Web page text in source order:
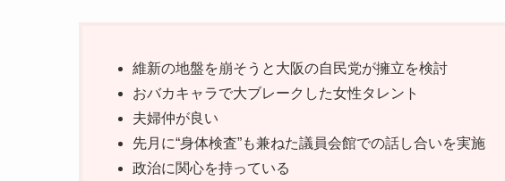
維新の地盤を崩そうと大阪の自民党が擁立を検討
おバカキャラで大ブレークした女性タレント
夫婦仲が良い
先月に“身体検査”も兼ねた議員会館での話し合いを実施
政治に関心を持っている